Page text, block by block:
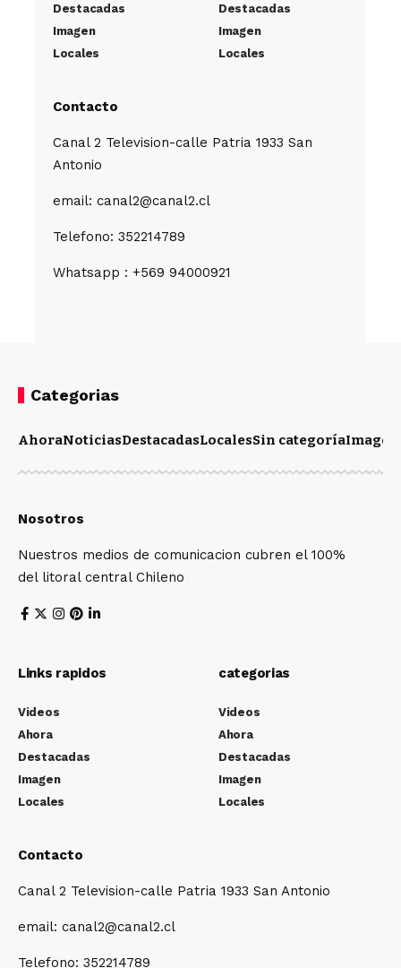
Destacadas
Imagen
Locales
Destacadas
Imagen
Locales
Contacto
Canal 2 Television-calle Patria 1933 San
Antonio
email: canal2@canal2.cl
Telefono: 352214789
Whatsapp : +569 94000921
Categorias
AhoraNoticiasDestacadasLocalesSin categoríaImagen
Nosotros
Nuestros medios de comunicacion cubren el 100%
del litoral central Chileno
Links rapidos
Videos
Ahora
Destacadas
Imagen
Locales
categorias
Videos
Ahora
Destacadas
Imagen
Locales
Contacto
Canal 2 Television-calle Patria 1933 San Antonio
email: canal2@canal2.cl
Telefono: 352214789